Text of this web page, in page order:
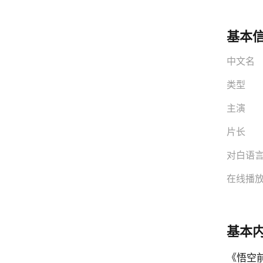
基本
中文名
类型
主演
片长
对白语
在线播
基本
《悟